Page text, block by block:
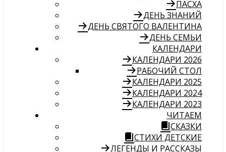
ПАСХА
ДЕНЬ ЗНАНИЙ
ДЕНЬ СВЯТОГО ВАЛЕНТИНА
ДЕНЬ СЕМЬИ
КАЛЕНДАРИ
КАЛЕНДАРИ 2026
РАБОЧИЙ СТОЛ
КАЛЕНДАРИ 2025
КАЛЕНДАРИ 2024
КАЛЕНДАРИ 2023
ЧИТАЕМ
СКАЗКИ
СТИХИ ДЕТСКИЕ
ЛЕГЕНДЫ И РАССКАЗЫ